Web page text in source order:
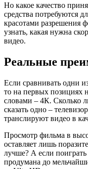
Но какое качество
средства потребуются
красотами разрешения
узнать, какая нужна
видео.
Реальные
Если сравнивать одни
то на первых позициях
словами – 4К. Сколько
сказать одно –
транслируют видео в
Просмотр фильма в
оставляет лишь
лучше? А если
продумана до